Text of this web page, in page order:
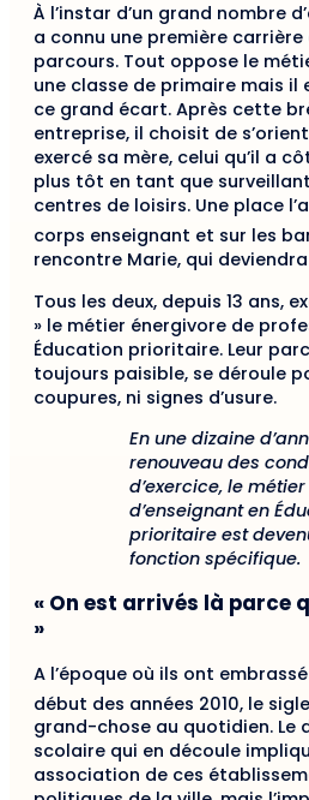
À l’instar d’un grand nombre
a connu une première
parcours. Tout oppose le
une classe de primaire mais il
ce grand écart. Après cette
entreprise, il choisit de
exercé sa mère, celui qu’il a
plus tôt en tant que
centres de loisirs. Une place
corps enseignant et sur les
rencontre Marie, qui
Tous les deux, depuis 13 ans,
» le métier énergivore de
Éducation prioritaire. Leur
toujours paisible, se déroule
coupures, ni signes d’usure.
En une dizaine
renouveau des
d’exercice, le métier
d’enseignant en
prioritaire est
fonction spécifique.
« On est arrivés là parce
»
A l’époque où ils ont
début des années 2010, le sigle
grand-chose au quotidien. Le
scolaire qui en découle
association de ces